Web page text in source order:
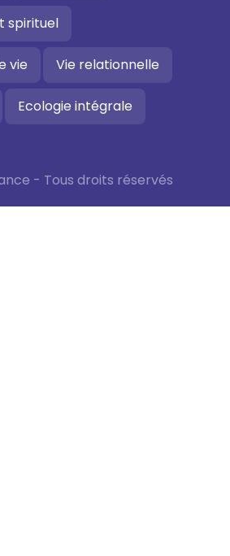
spirituel
vie Vie relationnelle
Ecologie intégrale
- Tous droits réservés